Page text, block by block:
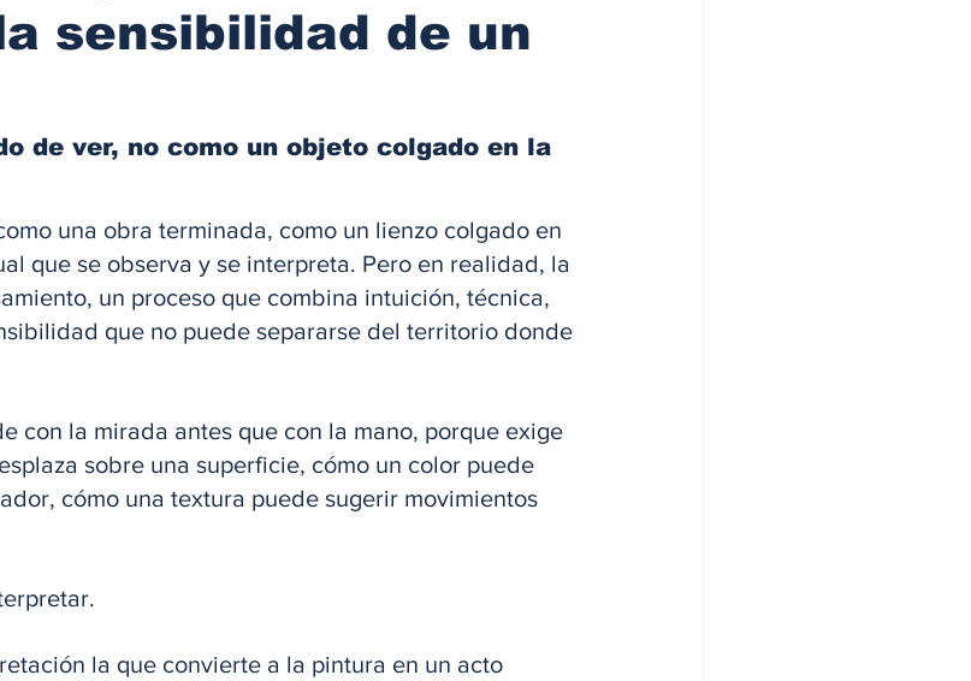
sensibilidad de un
de ver, no como un objeto colgado en la
una obra terminada, como un lienzo colgado en
que se observa y se interpreta. Pero en realidad, la
un proceso que combina intuición, técnica,
que no puede separarse del territorio donde
con la mirada antes que con la mano, porque exige
sobre una superficie, cómo un color puede
cómo una textura puede sugerir movimientos
la que convierte a la pintura en un acto